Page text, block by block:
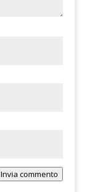
Invia commento